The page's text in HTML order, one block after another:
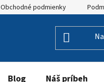
Obchodné podmienky
Blog Náš príbeh